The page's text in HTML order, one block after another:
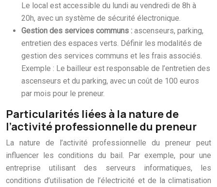
Le local est accessible du lundi au vendredi de 8h à
20h, avec un système de sécurité électronique.
Gestion des services communs : ascenseurs, parking,
entretien des espaces verts. Définir les modalités de
gestion des services communs et les frais associés.
Exemple : Le bailleur est responsable de l’entretien des
ascenseurs et du parking, avec un coût de 100 euros
par mois pour le preneur.
Particularités liées à la nature de
l’activité professionnelle du preneur
La nature de l’activité professionnelle du preneur peut
influencer les conditions du bail. Par exemple, pour une
entreprise utilisant des serveurs informatiques, les
conditions d’utilisation de l’électricité et de la climatisation